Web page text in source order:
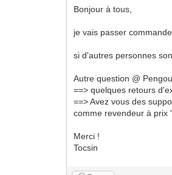
Bonjour à tous,
je vais passer
si d'autres personnes
Autre question @
==> quelques retours
==> Avez vous des
comme revendeur à prix
Merci !
Tocsin